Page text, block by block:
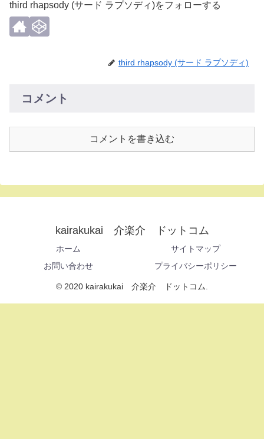
third rhapsody (サード ラプソディ)をフォローする
third rhapsody (サード ラプソディ)
コメント
コメントを書き込む
kairakukai 介楽介 ドットコム
ホーム
サイトマップ
お問い合わせ
プライバシーポリシー
© 2020 kairakukai 介楽介 ドットコム.